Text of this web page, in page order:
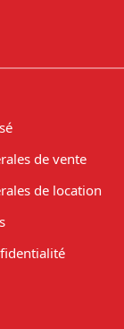
de vente
de location